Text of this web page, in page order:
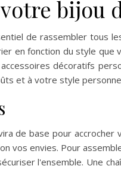
bijou
de rassembler tous
en fonction du style que
décoratifs
et à votre style
de base pour
vos envies. Pour
l'ensemble. Une